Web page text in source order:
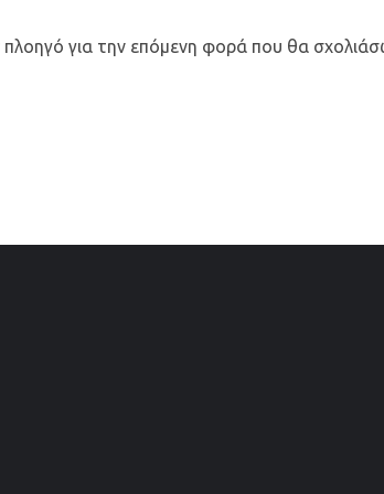
για την επόμενη φορά που θα